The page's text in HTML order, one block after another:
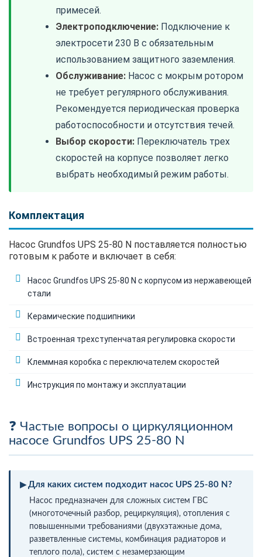
примесей.
Электроподключение: Подключение к
электросети 230 В с обязательным
использованием защитного заземления.
Обслуживание: Насос с мокрым ротором
не требует регулярного обслуживания.
Рекомендуется периодическая проверка
работоспособности и отсутствия течей.
Выбор скорости: Переключатель трех
скоростей на корпусе позволяет легко
выбрать необходимый режим работы.
Комплектация
Насос Grundfos UPS 25-80 N поставляется полностью
готовым к работе и включает в себя:
Насос Grundfos UPS 25-80 N с корпусом из нержавеющей
стали
Керамические подшипники
Встроенная трехступенчатая регулировка скорости
Клеммная коробка с переключателем скоростей
Инструкция по монтажу и эксплуатации
Частые вопросы о циркуляционном
насосе Grundfos UPS 25-80 N
Для каких систем подходит насос UPS 25-80 N?
Насос предназначен для сложных систем ГВС
(многоточечный разбор, рециркуляция), отопления с
повышенными требованиями (двухэтажные дома,
разветвленные системы, комбинация радиаторов и
теплого пола), систем с незамерзающим